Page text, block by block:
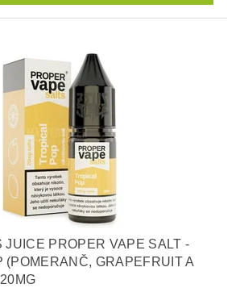
JUICE PROPER VAPE SALT -
(POMERANČ, GRAPEFRUIT A